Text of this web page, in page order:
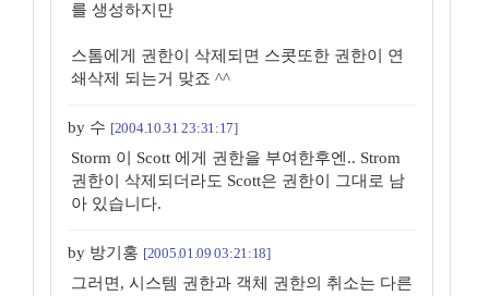
를 생성하지만
스톰에게 권한이 삭제되면 스콧또한 권한이 연
쇄삭제 되는거 맞죠 ^^
by 수 [2004.10.31 23:31:17]
Storm 이 Scott 에게 권한을 부여한후엔.. Strom
권한이 삭제되더라도 Scott은 권한이 그대로 남
아 있습니다.
by 방기홍 [2005.01.09 03:21:18]
그러면, 시스템 권한과 객체 권한의 취소는 다른